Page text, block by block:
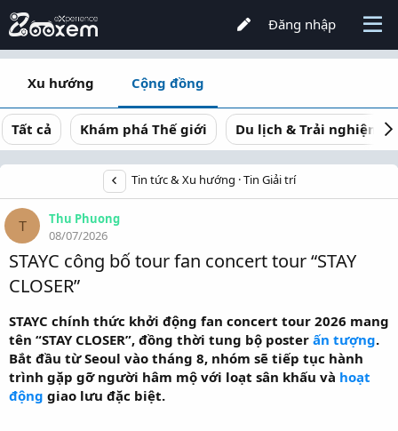
Đăng nhập
Xu hướng Cộng đồng
Tất cả Khám phá Thế giới Du lịch & Trải nghiệm
Tin tức & Xu hướng Tin Giải trí
T
Thu Phuong
08/07/2026
STAYC công bố tour fan concert tour “STAY
CLOSER”
STAYC chính thức khởi động fan concert tour 2026 mang
tên “STAY CLOSER”, đồng thời tung bộ poster ấn tượng.
Bắt đầu từ Seoul vào tháng 8, nhóm sẽ tiếp tục hành
trình gặp gỡ người hâm mộ với loạt sân khấu và hoạt
động giao lưu đặc biệt.